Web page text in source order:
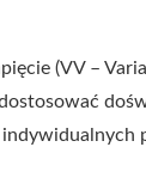
(VV –